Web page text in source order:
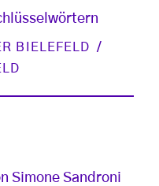
BIELEFELD
Simone Sandroni